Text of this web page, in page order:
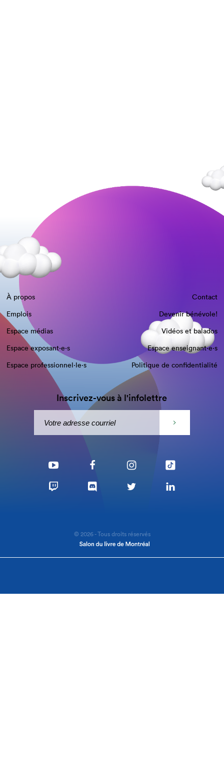
À propos
Contact
Emplois
Devenir bénévole!
Espace médias
Vidéos et balados
Espace exposant·e⋅s
Espace enseignant·e⋅s
Espace professionnel·le⋅s
Politique de confidentialité
Inscrivez-vous à l'infolettre
© 2026 - Tous droits réservés